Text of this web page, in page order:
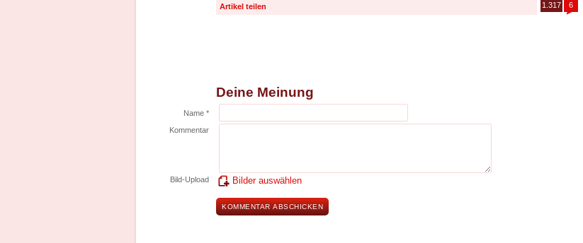
Artikel teilen 1.317 6
Deine Meinung
Name *
Kommentar
Bild-Upload Bilder auswählen